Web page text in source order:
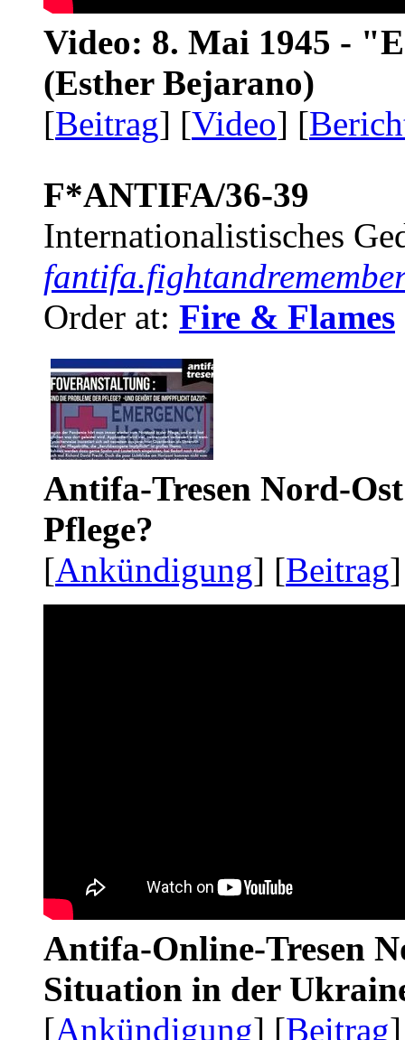
Video: 8. Mai 1945 -
(Esther Bejarano)
[Beitrag] [Video] [
F*ANTIFA/36-39
Internationalistisches
Order at: Fire & Flames
Antifa-Tresen Nord-
Pflege?
[Ankündigung] [Beitrag
Antifa-Online-Tresen
Situation in der
[Ankündigung] [Beitrag